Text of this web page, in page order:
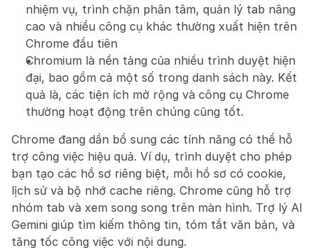
nhiệm vụ, trình chặn phân tâm, quản lý tab nâng
cao và nhiều công cụ khác thường xuất hiện trên
Chrome đầu tiên
Chromium là nền tảng của nhiều trình duyệt hiện
đại, bao gồm cả một số trong danh sách này. Kết
quả là, các tiện ích mở rộng và công cụ Chrome
thường hoạt động trên chúng cũng tốt.
Chrome đang dần bổ sung các tính năng có thể hỗ
trợ công việc hiệu quả. Ví dụ, trình duyệt cho phép
bạn tạo các hồ sơ riêng biệt, mỗi hồ sơ có cookie,
lịch sử và bộ nhớ cache riêng. Chrome cũng hỗ trợ
nhóm tab và xem song song trên màn hình. Trợ lý AI
Gemini giúp tìm kiếm thông tin, tóm tắt văn bản, và
tăng tốc công việc với nội dung.